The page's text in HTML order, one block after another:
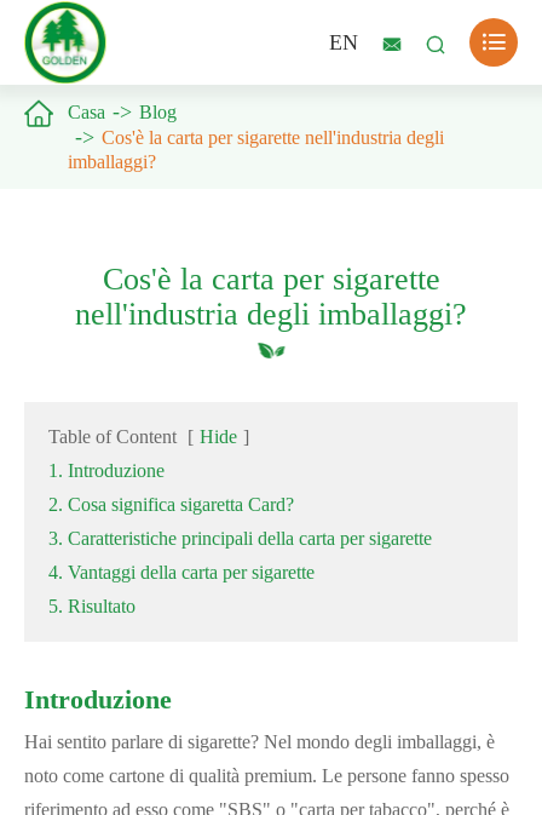
EN   
 Casa
Blog
Cos'è la carta per sigarette nell'industria degli
imballaggi?
Cos'è la carta per sigarette
nell'industria degli imballaggi?
Table of Content [ Hide ]
1. Introduzione
2. Cosa significa sigaretta Card?
3. Caratteristiche principali della carta per sigarette
4. Vantaggi della carta per sigarette
5. Risultato
Introduzione
Hai sentito parlare di sigarette? Nel mondo degli imballaggi, è
noto come cartone di qualità premium. Le persone fanno spesso
riferimento ad esso come "SBS" o "carta per tabacco", perché è